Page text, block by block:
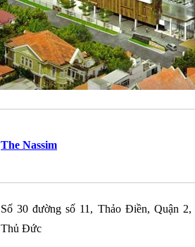
The Nassim
Số 30 đường số 11, Thảo Điền, Quận 2,
Thủ Đức